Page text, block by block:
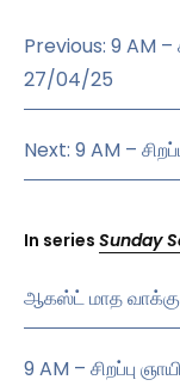
Previous: 9 AM –
27/04/25
Next: 9 AM –
In series Sunday
ஆகஸ்ட் மாத
9 AM – சிறப்பு